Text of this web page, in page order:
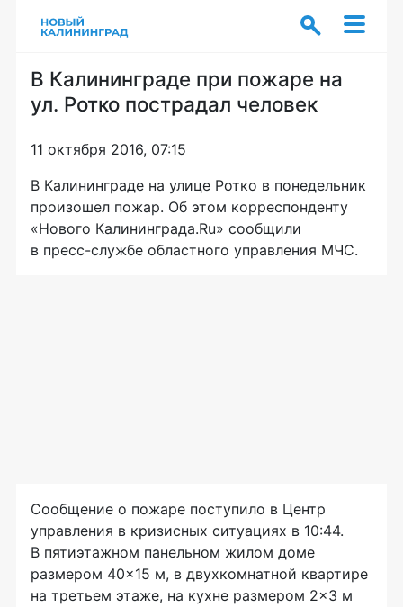
В Калининграде при пожаре на
ул. Ротко пострадал человек
11 октября 2016, 07:15
В Калининграде на улице Ротко в понедельник
произошел пожар. Об этом корреспонденту
«Нового Калининграда.Ru» сообщили
в пресс-службе областного управления МЧС.
Сообщение о пожаре поступило в Центр
управления в кризисных ситуациях в 10:44.
В пятиэтажном панельном жилом доме
размером 40×15 м, в двухкомнатной квартире
на третьем этаже, на кухне размером 2×3 м